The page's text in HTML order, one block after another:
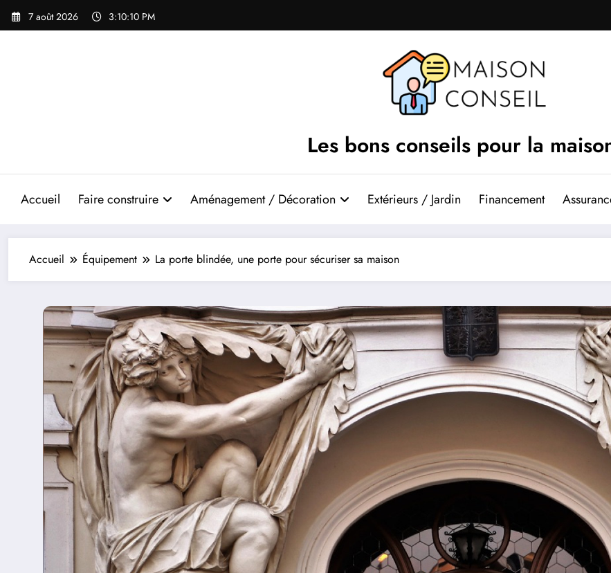
Aller
7 août 2026 3:10:12 PM
Les bons conseils pour la
Accueil Faire construire Aménagement / Décoration Extérieurs / Jardin Financement
Accueil Équipement La porte blindée, une porte pour sécuriser sa maison